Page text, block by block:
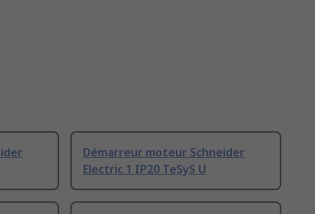
Démarreur moteur Schneider
Electric 1 IP20 TeSyS U